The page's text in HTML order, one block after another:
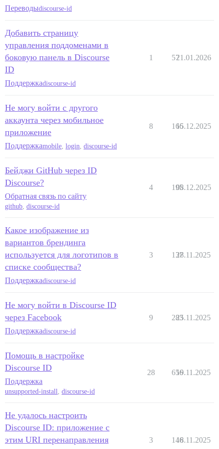
Переводыdiscourse-id
Добавить страницу
управления поддоменами в
боковую панель в Discourse
ID
Поддержкаdiscourse-id
1 5721.01.2026
Не могу войти с другого
аккаунта через мобильное
приложение
Поддержкаmobile login discourse-id
8 166
15.12.2025
Бейджи GitHub через ID
Discourse?
Обратная связь по сайту
github, discourse-id
4 195
08.12.2025
Какое изображение из
вариантов брендинга
используется для логотипов в
списке сообщества?
Поддержкаdiscourse-id
3 137
28.11.2025
Не могу войти в Discourse ID
через Facebook
Поддержкаdiscourse-id
9 283
25.11.2025
Помощь в настройке
Discourse ID
Поддержка
unsupported-install, discourse-id
28 656
19.11.2025
Не удалось настроить
Discourse ID: приложение с
этим URI перенаправления
3 146
18.11.2025